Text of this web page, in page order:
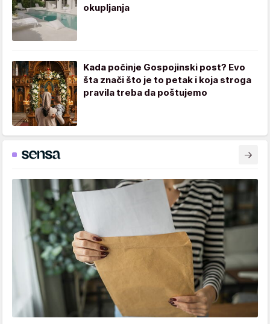
okupljanja
Kada počinje Gospojinski post? Evo
šta znači što je to petak i koja stroga
pravila treba da poštujemo